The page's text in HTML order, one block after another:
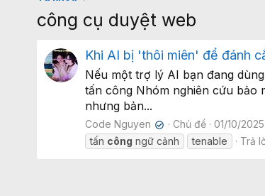
công cụ duyệt web
Khi AI bị 'thôi miên' để đánh
Nếu một trợ lý AI bạn đang
tấn công Nhóm nghiên cứu bảo
nhưng bản...
Code Nguyen ✔ Chủ đề 01/10/2025
tấn công ngữ cảnh tenable Trả